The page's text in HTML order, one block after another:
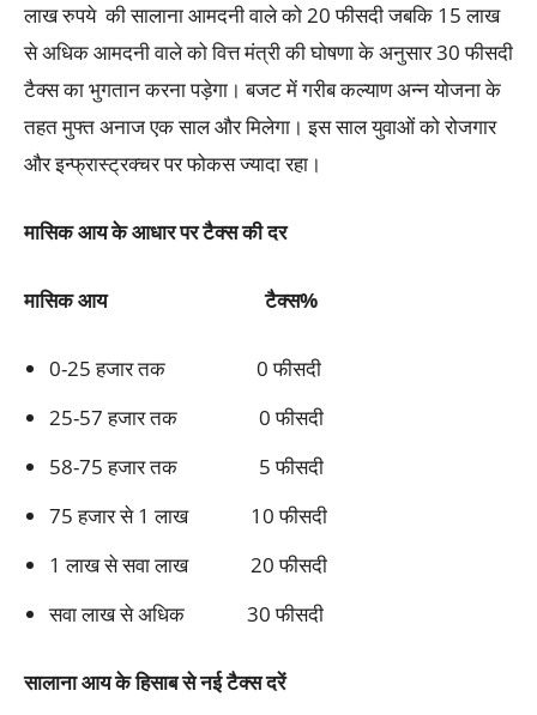
लाख रुपये की सालाना आमदनी वाले को 20 फीसदी जबकि 15 लाख
से अधिक आमदनी वाले को वित्त मंत्री की घोषणा के अनुसार 30 फीसदी
टैक्स का भुगतान करना पड़ेगा। बजट में गरीब कल्याण अन्न योजना के
तहत मुफ्त अनाज एक साल और मिलेगा। इस साल युवाओं को रोजगार
और इन्फ्रास्ट्रक्चर पर फोकस ज्यादा रहा।
मासिक आय के आधार पर टैक्स की दर
मासिक आय टैक्स%
0-25 हजार तक 0 फीसदी
25-57 हजार तक 0 फीसदी
58-75 हजार तक 5 फीसदी
75 हजार से 1 लाख 10 फीसदी
1 लाख से सवा लाख 20 फीसदी
सवा लाख से अधिक 30 फीसदी
सालाना आय के हिसाब से नई टैक्स दरें